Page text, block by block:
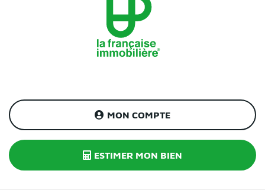
MON COMPTE
ESTIMER MON BIEN